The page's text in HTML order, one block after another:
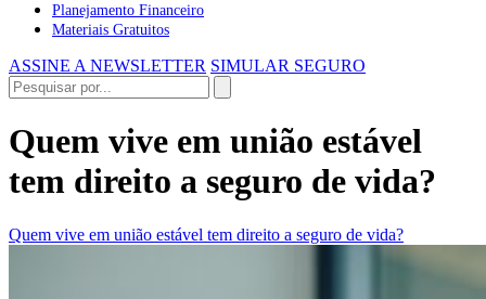
Planejamento Financeiro
Materiais Gratuitos
ASSINE A NEWSLETTER SIMULAR SEGURO
Quem vive em união estável
tem direito a seguro de vida?
Quem vive em união estável tem direito a seguro de vida?